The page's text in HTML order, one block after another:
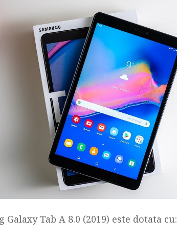
Galaxy Tab A 8.0 (2019) este dotata cu: